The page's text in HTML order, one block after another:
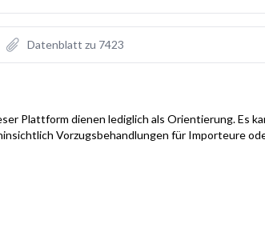
Datenblatt zu 7423
Plattform dienen lediglich als Orientierung. Es
Vorzugsbehandlungen für Importeure